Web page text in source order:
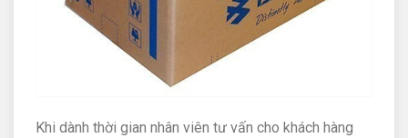
Khi dành thời gian nhân viên tư vấn cho khách hàng